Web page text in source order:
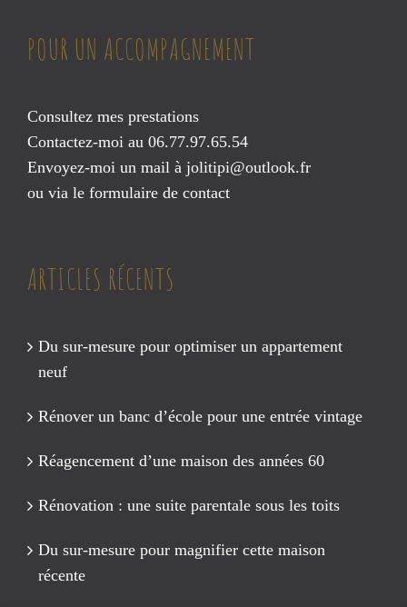
POUR UN ACCOMPAGNEMENT
Consultez mes prestations
Contactez-moi au 06.77.97.65.54
Envoyez-moi un mail à jolitipi@outlook.fr
ou via le formulaire de contact
ARTICLES RÉCENTS
Du sur-mesure pour optimiser un appartement
neuf
Rénover un banc d’école pour une entrée vintage
Réagencement d’une maison des années 60
Rénovation : une suite parentale sous les toits
Du sur-mesure pour magnifier cette maison
récente